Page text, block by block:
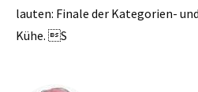
lauten: Finale der Kategorien-
Kühe. S